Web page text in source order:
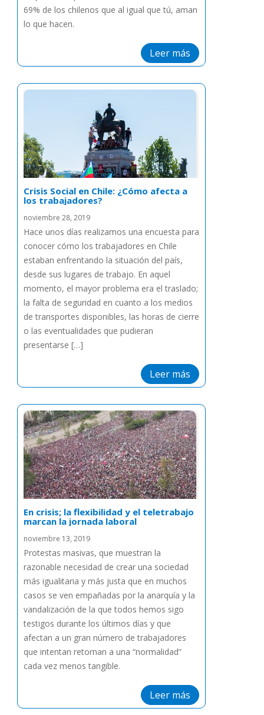
69% de los chilenos que al igual que tú, aman
lo que hacen.
Leer más
Crisis Social en Chile: ¿Cómo afecta a
los trabajadores?
noviembre 28, 2019
Hace unos días realizamos una encuesta para
conocer cómo los trabajadores en Chile
estaban enfrentando la situación del país,
desde sus lugares de trabajo. En aquel
momento, el mayor problema era el traslado;
la falta de seguridad en cuanto a los medios
de transportes disponibles, las horas de cierre
o las eventualidades que pudieran
presentarse […]
Leer más
En crisis; la flexibilidad y el teletrabajo
marcan la jornada laboral
noviembre 13, 2019
Protestas masivas, que muestran la
razonable necesidad de crear una sociedad
más igualitaria y más justa que en muchos
casos se ven empañadas por la anarquía y la
vandalización de la que todos hemos sigo
testigos durante los últimos días y que
afectan a un gran número de trabajadores
que intentan retornan a una “normalidad”
cada vez menos tangible.
Leer más